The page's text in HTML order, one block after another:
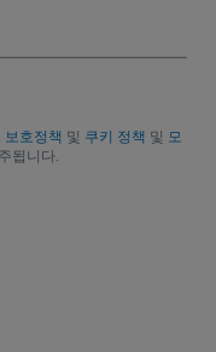
보호정책 및 쿠키 정책 및 모
됩니다.